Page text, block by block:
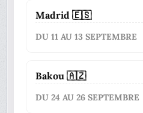
Madrid 🇪🇸
DU 11 AU 13 SEPTEMBRE
Bakou 🇦🇿
DU 24 AU 26 SEPTEMBRE